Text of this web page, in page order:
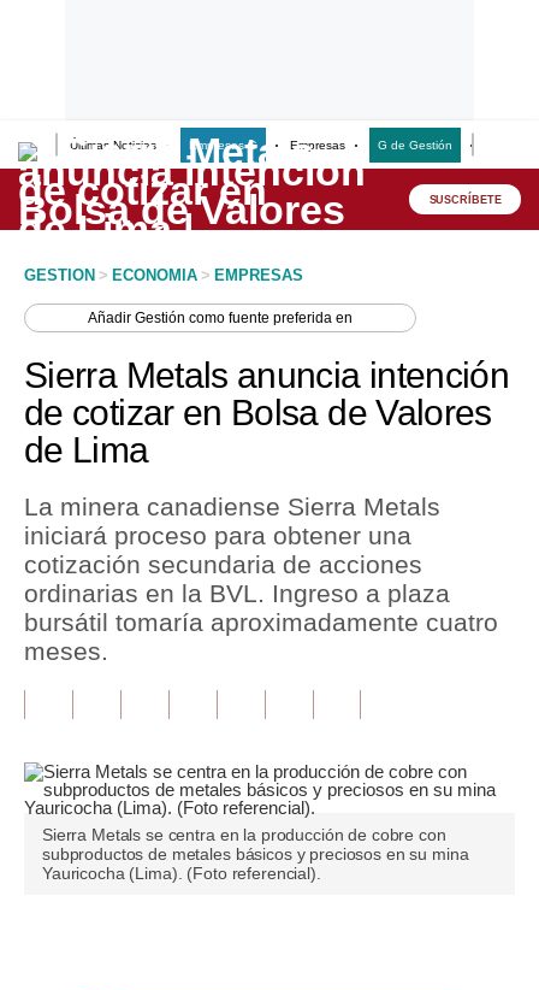
Últimas Noticias Empresas G Empresas G de Gestión
Lo último
Peru Quiosco
Economía
Mercados
Política
Tu Dinero
Finanzas Personales
Opinión
Editorial
Pregunta de hoy
SUSCRÍBETE
GESTION > ECONOMIA > EMPRESAS
AñadirGestión como fuente preferida en
Sierra Metals anuncia intención
de cotizar en Bolsa de Valores
de Lima
La minera canadiense Sierra Metals
iniciará proceso para obtener una
cotización secundaria de acciones
ordinarias en la BVL. Ingreso a plaza
bursátil tomaría aproximadamente cuatro
meses.
Sierra Metals se centra en la producción de cobre con
subproductos de metales básicos y preciosos en su mina
Yauricocha (Lima). (Foto referencial).